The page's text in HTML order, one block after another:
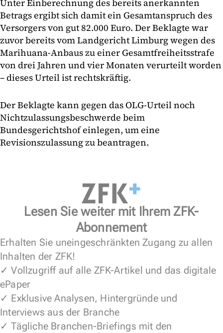
Unter Einberechnung des bereits anerkannten
Betrags ergibt sich damit ein Gesamtanspruch des
Versorgers von gut 82.000 Euro. Der Beklagte war
zuvor bereits vom Landgericht Limburg wegen des
Marihuana-Anbaus zu einer Gesamtfreiheitsstrafe
von drei Jahren und vier Monaten verurteilt worden
– dieses Urteil ist rechtskräftig.
Der Beklagte kann gegen das OLG-Urteil noch
Nichtzulassungsbeschwerde beim
Bundesgerichtshof einlegen, um eine
Revisionszulassung zu beantragen.
Lesen Sie weiter mit Ihrem ZFK-
Abonnement
Erhalten Sie uneingeschränkten Zugang zu allen
Inhalten der ZFK!
✓ Vollzugriff auf alle ZFK-Artikel und das digitale
ePaper
✓ Exklusive Analysen, Hintergründe und
Interviews aus der Branche
✓ Tägliche Branchen-Briefings mit den